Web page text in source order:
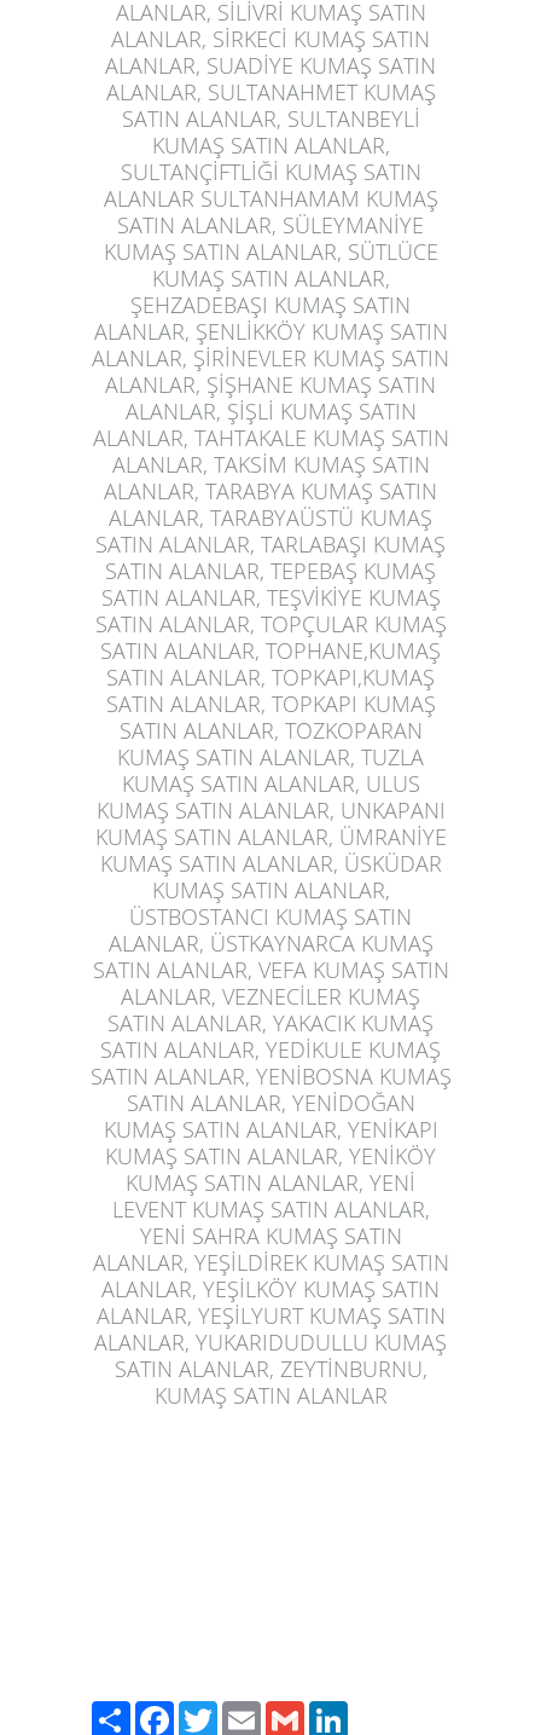
ALANLAR, SİLİVRİ KUMAŞ SATIN
ALANLAR, SİRKECİ KUMAŞ SATIN
ALANLAR, SUADİYE KUMAŞ SATIN
ALANLAR, SULTANAHMET KUMAŞ
SATIN ALANLAR, SULTANBEYLİ
KUMAŞ SATIN ALANLAR,
SULTANÇİFTLİĞİ KUMAŞ SATIN
ALANLAR SULTANHAMAM KUMAŞ
SATIN ALANLAR, SÜLEYMANİYE
KUMAŞ SATIN ALANLAR, SÜTLÜCE
KUMAŞ SATIN ALANLAR,
ŞEHZADEBAŞI KUMAŞ SATIN
ALANLAR, ŞENLİKKÖY KUMAŞ SATIN
ALANLAR, ŞİRİNEVLER KUMAŞ SATIN
ALANLAR, ŞİŞHANE KUMAŞ SATIN
ALANLAR, ŞİŞLİ KUMAŞ SATIN
ALANLAR, TAHTAKALE KUMAŞ SATIN
ALANLAR, TAKSİM KUMAŞ SATIN
ALANLAR, TARABYA KUMAŞ SATIN
ALANLAR, TARABYAÜSTÜ KUMAŞ
SATIN ALANLAR, TARLABAŞI KUMAŞ
SATIN ALANLAR, TEPEBAŞ KUMAŞ
SATIN ALANLAR, TEŞVİKİYE KUMAŞ
SATIN ALANLAR, TOPÇULAR KUMAŞ
SATIN ALANLAR, TOPHANE,KUMAŞ
SATIN ALANLAR, TOPKAPI,KUMAŞ
SATIN ALANLAR, TOPKAPI KUMAŞ
SATIN ALANLAR, TOZKOPARAN
KUMAŞ SATIN ALANLAR, TUZLA
KUMAŞ SATIN ALANLAR, ULUS
KUMAŞ SATIN ALANLAR, UNKAPANI
KUMAŞ SATIN ALANLAR, ÜMRANİYE
KUMAŞ SATIN ALANLAR, ÜSKÜDAR
KUMAŞ SATIN ALANLAR,
ÜSTBOSTANCI KUMAŞ SATIN
ALANLAR, ÜSTKAYNARCA KUMAŞ
SATIN ALANLAR, VEFA KUMAŞ SATIN
ALANLAR, VEZNECİLER KUMAŞ
SATIN ALANLAR, YAKACIK KUMAŞ
SATIN ALANLAR, YEDİKULE KUMAŞ
SATIN ALANLAR, YENİBOSNA KUMAŞ
SATIN ALANLAR, YENİDOĞAN
KUMAŞ SATIN ALANLAR, YENİKAPI
KUMAŞ SATIN ALANLAR, YENİKÖY
KUMAŞ SATIN ALANLAR, YENİ
LEVENT KUMAŞ SATIN ALANLAR,
YENİ SAHRA KUMAŞ SATIN
ALANLAR, YEŞİLDİREK KUMAŞ SATIN
ALANLAR, YEŞİLKÖY KUMAŞ SATIN
ALANLAR, YEŞİLYURT KUMAŞ SATIN
ALANLAR, YUKARIDUDULLU KUMAŞ
SATIN ALANLAR, ZEYTİNBURNU,
KUMAŞ SATIN ALANLAR
PaylaşFacebook
TwitterEmailGmail